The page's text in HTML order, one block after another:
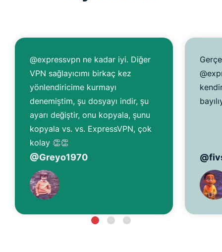
@expressvpn ne kadar iyi. Diğer
VPN sağlayıcımı birkaç kez
yönlendiricime kurmayı
denemiştim, şu dosyayı indir, şu
ayarı değiştir, onu kopyala, şunu
kopyala vs. vs. ExpressVPN, çok
kolay 👏👏
@Greyo1970